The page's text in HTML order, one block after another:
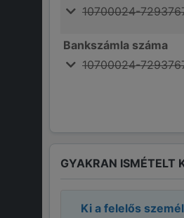
10700024-
Bankszámla száma
10700024-
GYAKRAN ISMÉTELT
Ki a felelős